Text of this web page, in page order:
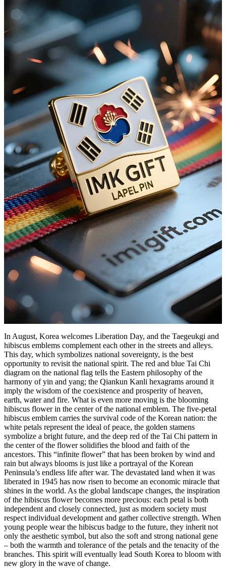
In August, Korea welcomes Liberation Day, and the Taegeukgi and
hibiscus emblems complement each other in the streets and alleys.
This day, which symbolizes national sovereignty, is the best
opportunity to revisit the national spirit. The red and blue Tai Chi
diagram on the national flag tells the Eastern philosophy of the
harmony of yin and yang; the Qiankun Kanli hexagrams around it
imply the wisdom of the coexistence and prosperity of heaven,
earth, water and fire. What is even more moving is the blooming
hibiscus flower in the center of the national emblem. The five-petal
hibiscus emblem carries the survival code of the Korean nation: the
white petals represent the ideal of peace, the golden stamens
symbolize a bright future, and the deep red of the Tai Chi pattern in
the center of the flower solidifies the blood and faith of the
ancestors. This “infinite flower” that has been broken by wind and
rain but always blooms is just like a portrayal of the Korean
Peninsula’s endless life after war. The devastated land when it was
liberated in 1945 has now risen to become an economic miracle that
shines in the world. As the global landscape changes, the inspiration
of the hibiscus flower becomes more precious: each petal is both
independent and closely connected, just as modern society must
respect individual development and gather collective strength. When
young people wear the hibiscus badge to the future, they inherit not
only the aesthetic symbol, but also the soft and strong national gene
– both the warmth and tolerance of the petals and the tenacity of the
branches. This spirit will eventually lead South Korea to bloom with
new glory in the wave of change.